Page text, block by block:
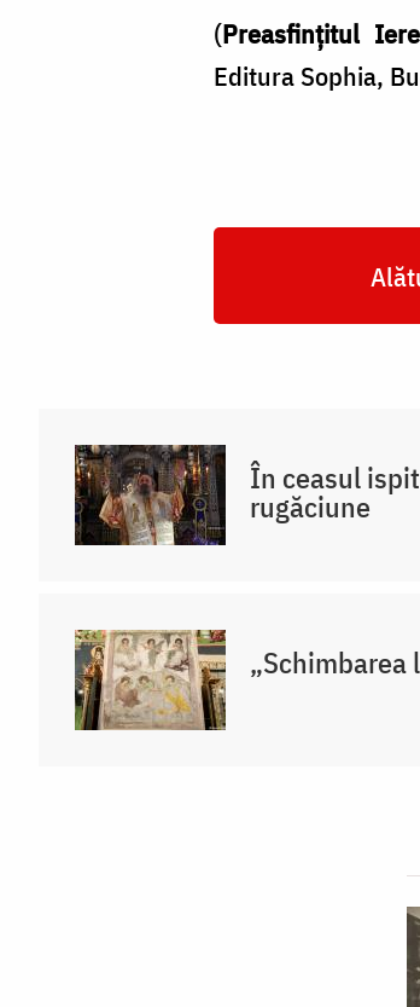
(Preasfințitul
Editura Sophia,
În ceasul
rugăciune